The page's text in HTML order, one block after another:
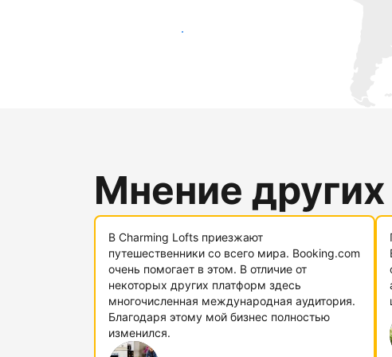
Привлечь новых гостей
Мнение
В Charming Lofts приезжают
путешественники со всего мира. Booking.com
очень помогает в этом. В отличие от
некоторых других платформ здесь
многочисленная международная аудитория.
Благодаря этому мой бизнес полностью
изменился.